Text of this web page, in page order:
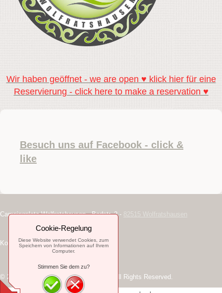
Wir haben geöffnet - we are open ♥ klick hier für eine
Reservierung - click here to make a reservation ♥
Besuch uns auf Facebook - click &
like
Campingplatz Wolfratshausen - Badstr. 2 - 82515 Wolfratshausen
Kontakt: contact(at)campingbayern.de
© 2014. Campingplatz Wolfratshausen. All Rights Reserved.
Cookie-Regelung
Diese Website verwendet Cookies, zum
Speichern von Informationen auf Ihrem
Computer.
Stimmen Sie dem zu?